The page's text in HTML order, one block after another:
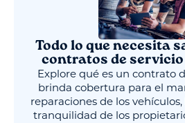
Todo lo que necesita
contratos de servicio
Explore qué es un contrato
brinda cobertura para el
reparaciones de los
tranquilidad de los